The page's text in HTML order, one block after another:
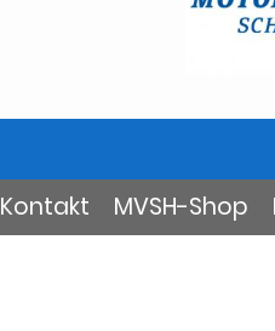
Kontakt MVSH-Shop